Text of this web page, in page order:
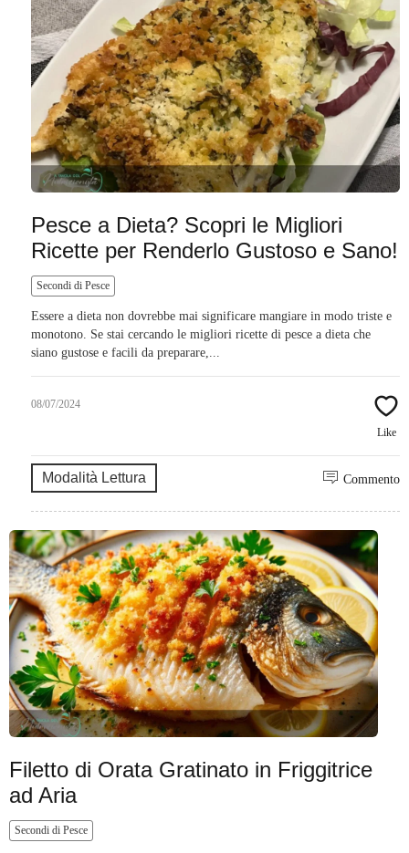
Pesce a Dieta? Scopri le Migliori
Ricette per Renderlo Gustoso e Sano!
Secondi di Pesce
Essere a dieta non dovrebbe mai significare mangiare in modo triste e
monotono. Se stai cercando le migliori ricette di pesce a dieta che
siano gustose e facili da preparare,...
08/07/2024
Like
Modalità Lettura Commento
Filetto di Orata Gratinato in Friggitrice
ad Aria
Secondi di Pesce